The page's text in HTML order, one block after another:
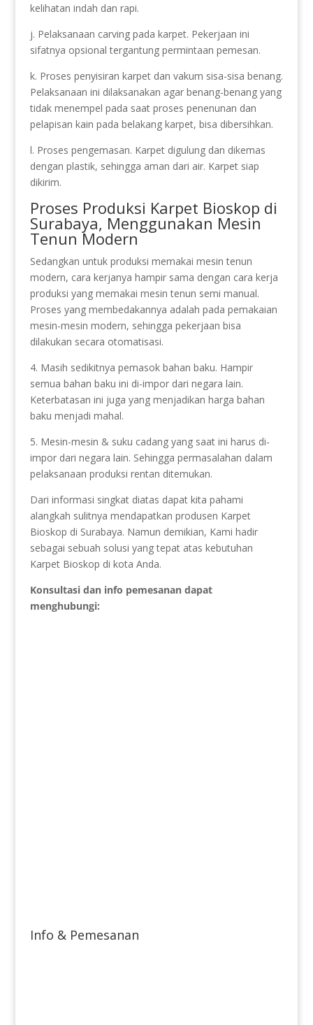
kelihatan indah dan rapi.
j. Pelaksanaan carving pada karpet. Pekerjaan ini
sifatnya opsional tergantung permintaan pemesan.
k. Proses penyisiran karpet dan vakum sisa-sisa benang.
Pelaksanaan ini dilaksanakan agar benang-benang yang
tidak menempel pada saat proses penenunan dan
pelapisan kain pada belakang karpet, bisa dibersihkan.
l. Proses pengemasan. Karpet digulung dan dikemas
dengan plastik, sehingga aman dari air. Karpet siap
dikirim.
Proses Produksi Karpet Bioskop di
Surabaya, Menggunakan Mesin
Tenun Modern
Sedangkan untuk produksi memakai mesin tenun
modern, cara kerjanya hampir sama dengan cara kerja
produksi yang memakai mesin tenun semi manual.
Proses yang membedakannya adalah pada pemakaian
mesin-mesin modern, sehingga pekerjaan bisa
dilakukan secara otomatisasi.
4. Masih sedikitnya pemasok bahan baku. Hampir
semua bahan baku ini di-impor dari negara lain.
Keterbatasan ini juga yang menjadikan harga bahan
baku menjadi mahal.
5. Mesin-mesin & suku cadang yang saat ini harus di-
impor dari negara lain. Sehingga permasalahan dalam
pelaksanaan produksi rentan ditemukan.
Dari informasi singkat diatas dapat kita pahami
alangkah sulitnya mendapatkan produsen Karpet
Bioskop di Surabaya. Namun demikian, Kami hadir
sebagai sebuah solusi yang tepat atas kebutuhan
Karpet Bioskop di kota Anda.
Konsultasi dan info pemesanan dapat
menghubungi:
Info & Pemesanan